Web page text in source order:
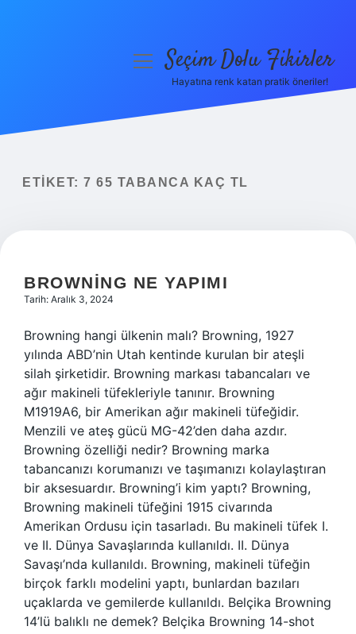
Yasal Uyarı
menüyüSeçim Dolu Fikirler
Hayatına renk katan pratik öneriler!
ETIKET: 7 65 TABANCA KAÇ TL
BROWNING NE YAPIMI
Tarih: Aralık 3, 2024
Browning hangi ülkenin malı? Browning, 1927
yılında ABD’nin Utah kentinde kurulan bir ateşli
silah şirketidir. Browning markası tabancaları ve
ağır makineli tüfekleriyle tanınır. Browning
M1919A6, bir Amerikan ağır makineli tüfeğidir.
Menzili ve ateş gücü MG-42’den daha azdır.
Browning özelliği nedir? Browning marka
tabancanızı korumanızı ve taşımanızı kolaylaştıran
bir aksesuardır. Browning’i kim yaptı? Browning,
Browning makineli tüfeğini 1915 civarında
Amerikan Ordusu için tasarladı. Bu makineli tüfek I.
ve II. Dünya Savaşlarında kullanıldı. II. Dünya
Savaşı’nda kullanıldı. Browning, makineli tüfeğin
birçok farklı modelini yaptı, bunlardan bazıları
uçaklarda ve gemilerde kullanıldı. Belçika Browning
14’lü balıklı ne demek? Belçika Browning 14-shot